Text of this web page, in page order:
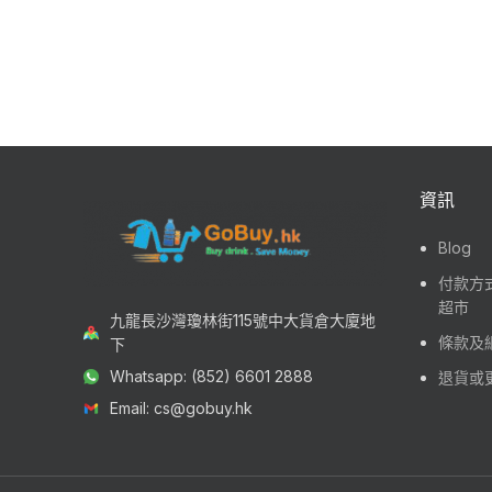
九龍長沙灣瓊林街115號中大貨倉大廈地
下
Whatsapp: (852) 6601 2888
Email: cs@gobuy.hk
資訊
Blog
付款方
超市
條款及
退貨或